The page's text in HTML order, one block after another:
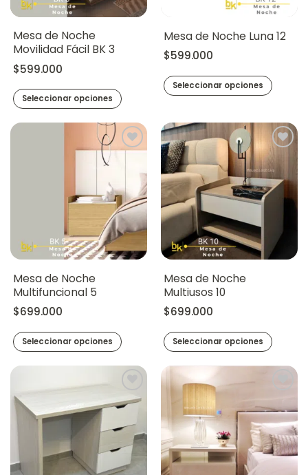
Mesa de Noche
Movilidad Fácil BK 3
$599.000
Seleccionar opciones
Mesa de Noche Luna 12
$599.000
Seleccionar opciones
Mesa de Noche
Multifuncional 5
$699.000
Seleccionar opciones
Mesa de Noche
Multiusos 10
$699.000
Seleccionar opciones